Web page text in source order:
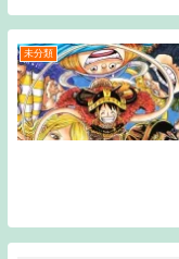
未分類